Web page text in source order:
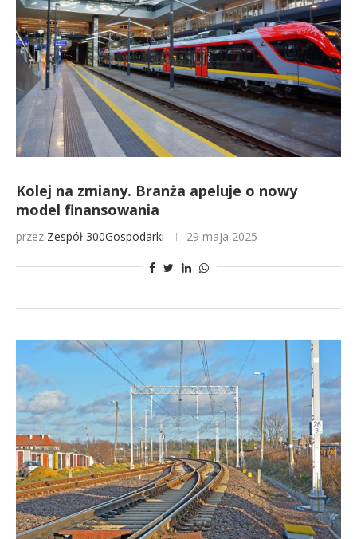
Kolej na zmiany. Branża apeluje o nowy
model finansowania
przez Zespół 300Gospodarki 29 maja 2025